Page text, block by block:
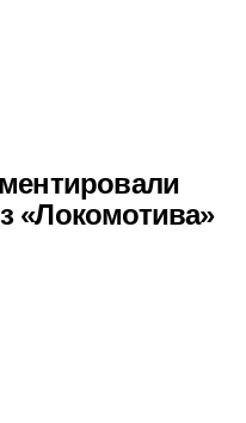
«Локомотива»